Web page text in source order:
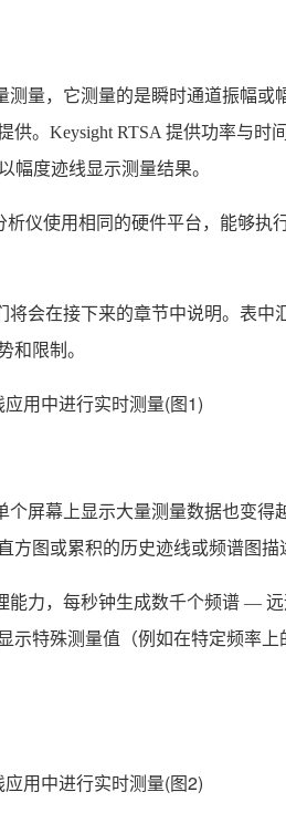
量，它测量的是瞬时通道振幅或
。Keysight RTSA 提供功率与时
幅度迹线显示测量结果。
仪使用相同的硬件平台，能够执
会在接下来的章节中说明。表中
和限制。
屏幕上显示大量测量数据也变得
图或累积的历史迹线或频谱图描
能力，每秒钟生成数千个频谱 —
示特殊测量值（例如在特定频率上